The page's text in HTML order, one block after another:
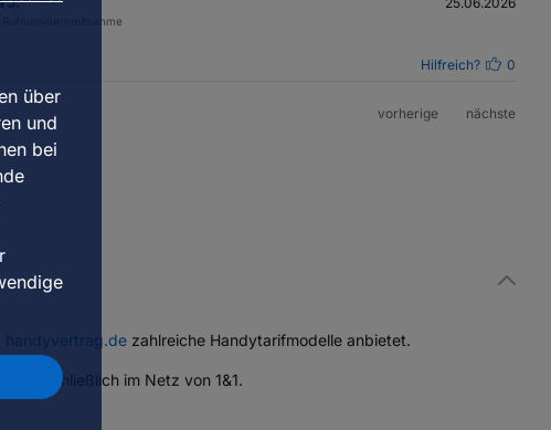
über
und
bei
Hilfreich?
0
vorherige nächste
handyvertrag.de zahlreiche Handytarifmodelle anbietet.
ausschließlich im Netz von 1&1.